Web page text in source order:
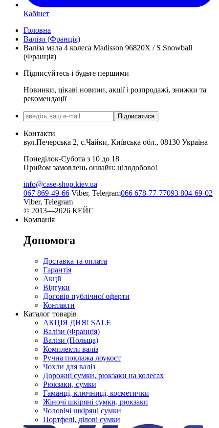
Кабінет
Головна
Валізи (Франція)
Валіза мала 4 колеса Madisson 96820X / S Snowball
(Франція)
Підписуйтесь і будьте першими
Новинки, цікаві новини, акції і розпродажі, знижки та
рекомендації
Підписатися
Контакти
вул.Печерська 2, с.Чайки, Київська обл., 08130 Україна
Понеділок-Субота з 10 до 18
Прийом замовлень онлайн: цілодобово!
info@case-shop.kiev.ua
067 869-49-66 Viber, Telegram066 678-77-77093 804-69-02
Viber, Telegram
© 2013—2026 КЕЙС
Компанія
Допомога
Доставка та оплата
Гарантія
Акції
Відгуки
Договір публічної оферти
Контакти
Каталог товарів
АКЦІЯ ДНЯ! SALE
Валізи (Франція)
Валізи (Польща)
Комплекти валіз
Ручна поклажа лоукост
Чохли для валіз
Дорожні сумки, рюкзаки на колесах
Рюкзаки, сумки
Гаманці, ключниці, косметички
Жіночі шкіряні сумки, рюкзаки
Чоловічі шкіряні сумки
Портфелі, ділові сумки